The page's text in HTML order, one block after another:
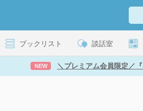
ブックリスト 談話室
NEW ＼プレミアム会員限定／